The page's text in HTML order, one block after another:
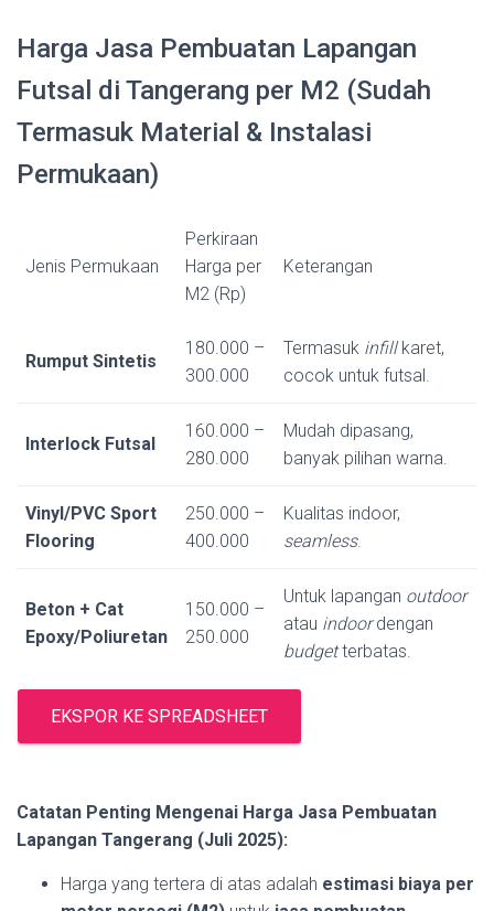
Harga Jasa Pembuatan Lapangan
Futsal di Tangerang per M2 (Sudah
Termasuk Material & Instalasi
Permukaan)
Jenis Permukaan
Perkiraan
Harga per
M2 (Rp)
Keterangan
Rumput Sintetis
180.000 –
300.000
Termasuk infillkaret,
cocok untuk futsal.
Interlock Futsal
160.000 –
280.000
Mudah dipasang,
banyak pilihan warna.
Vinyl/PVC Sport
Flooring
250.000 –
400.000
Kualitas indoor,
seamless.
Beton + Cat
Epoxy/Poliuretan
150.000 –
250.000
Untuk lapangan outdoor
atau indoordengan
budgetterbatas.
EKSPOR KE SPREADSHEET
Catatan Penting Mengenai Harga Jasa Pembuatan
Lapangan Tangerang (Juli 2025):
Harga yang tertera di atas adalah estimasi biaya per